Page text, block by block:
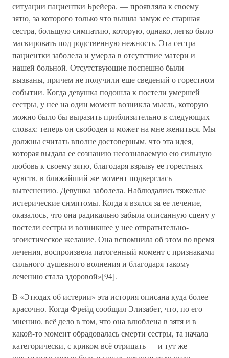
ситуации пациентки Брейера, — проявляла к своему
зятю, за которого только что вышла замуж ее старшая
сестра, большую симпатию, которую, однако, легко было
маскировать под родственную нежность. Эта сестра
пациентки заболела и умерла в отсутствие матери и
нашей больной. Отсутствующие поспешно были
вызваны, причем не получили еще сведений о горестном
событии. Когда девушка подошла к постели умершей
сестры, у нее на один момент возникла мысль, которую
можно было бы выразить приблизительно в следующих
словах: теперь он свободен и может на мне жениться. Мы
должны считать вполне достоверным, что эта идея,
которая выдала ее сознанию несознаваемую ею сильную
любовь к своему зятю, благодаря взрыву ее горестных
чувств, в ближайший же момент подверглась
вытеснению. Девушка заболела. Наблюдались тяжелые
истерические симптомы. Когда я взялся за ее лечение,
оказалось, что она радикально забыла описанную сцену у
постели сестры и возникшее у нее отвратительно-
эгоистическое желание. Она вспомнила об этом во время
лечения, воспроизвела патогенный момент с признаками
сильного душевного волнения и благодаря такому
лечению стала здоровой»[94].
В «Этюдах об истерии» эта история описана куда более
красочно. Когда Фрейд сообщил Элизабет, что, по его
мнению, всё дело в том, что она влюблена в зятя и в
какой-то момент обрадовалась смерти сестры, та начала
категорически, с криком всё отрицать — и тут же